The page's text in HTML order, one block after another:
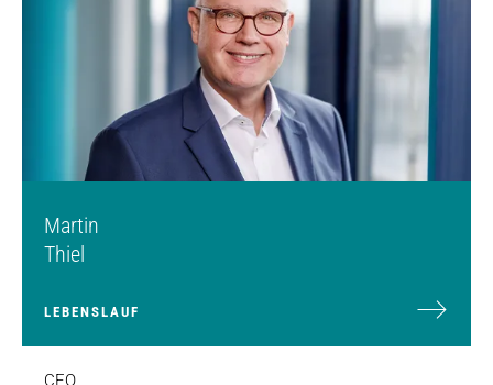
Martin
Thiel
LEBENSLAUF
CEO